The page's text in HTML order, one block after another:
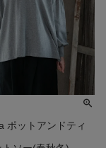
ポットアンドティ